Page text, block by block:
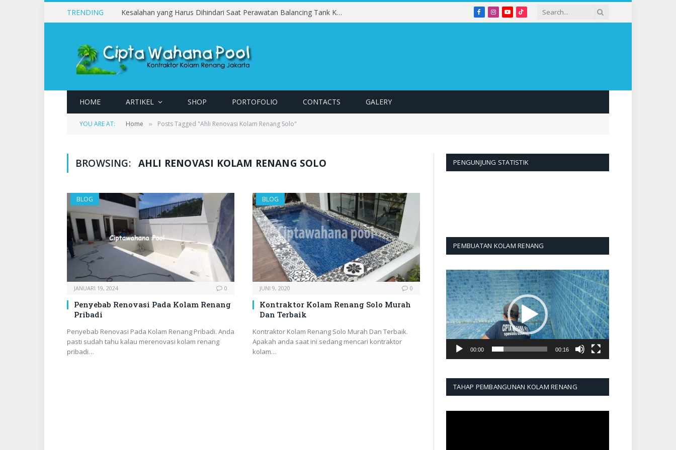
TRENDING Kesalahan yang Harus Dihindari Saat Perawatan Balancing Tank Kolam Renang Facebook
Instagram
YouTubeTikTok
HOME ARTIKEL SHOP PORTOFOLIO CONTACTS GALERY
YOU ARE AT: Home » Posts Tagged "Ahli Renovasi Kolam Renang Solo"
BROWSING: AHLI RENOVASI KOLAM RENANG SOLO
BLOG
JANUARI 19, 2024 0
Penyebab Renovasi Pada Kolam Renang
Pribadi
Penyebab Renovasi Pada Kolam Renang Pribadi. Anda
pasti sudah tahu kalau merenovasi kolam renang
pribadi…
BLOG
JUNI 9, 2020 0
Kontraktor Kolam Renang Solo Murah
Dan Terbaik
Kontraktor Kolam Renang Solo Murah Dan Terbaik.
Apakah anda saat ini sedang mencari kontraktor
kolam…
PENGUNJUNG STATISTIK
PEMBUATAN KOLAM RENANG
Pemutar
Video
00:00 00:16
TAHAP PEMBANGUNAN KOLAM RENANG